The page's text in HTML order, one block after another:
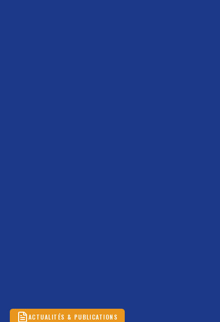
ACTUALITÉS & PUBLICATIONS